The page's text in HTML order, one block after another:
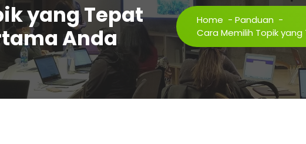
yang Tepat
Anda
Home - Panduan -
Cara Memilih Topik